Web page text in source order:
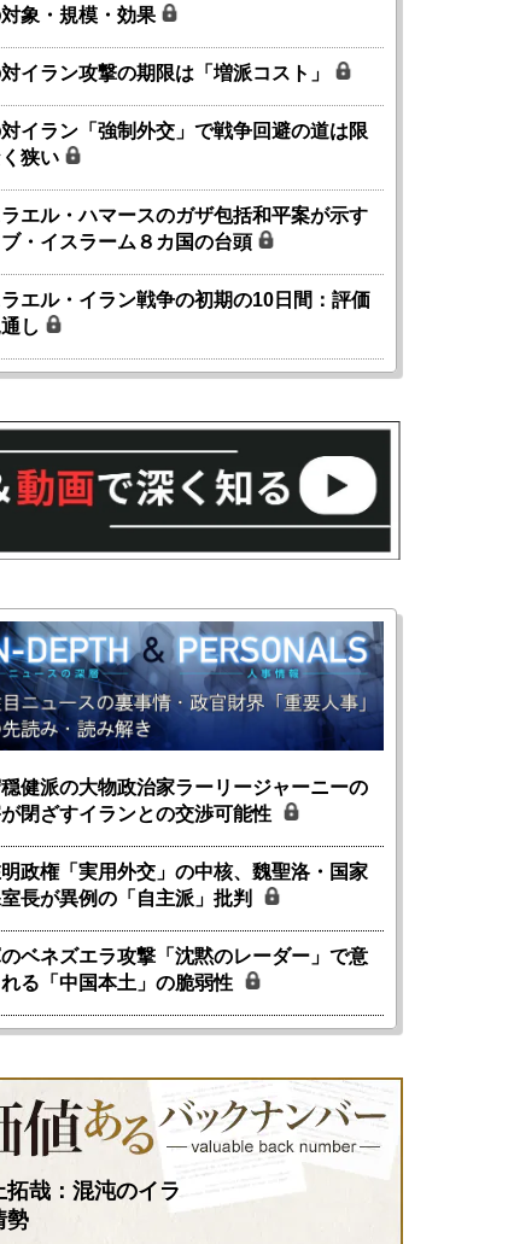
象・規模・効果
イラン攻撃の期限は「増派コスト」
イラン「強制外交」で戦争回避の道は限
狭い
エル・ハマースのガザ包括和平案が示す
・イスラーム８カ国の台頭
エル・イラン戦争の初期の10日間：評価
し
健派の大物政治家ラーリージャーニーの
閉ざすイランとの交渉可能性
政権「実用外交」の中核、魏聖洛・国家
長が異例の「自主派」批判
ベネズエラ攻撃「沈黙のレーダー」で意
る「中国本土」の脆弱性
拓哉：混沌のイラ
勢